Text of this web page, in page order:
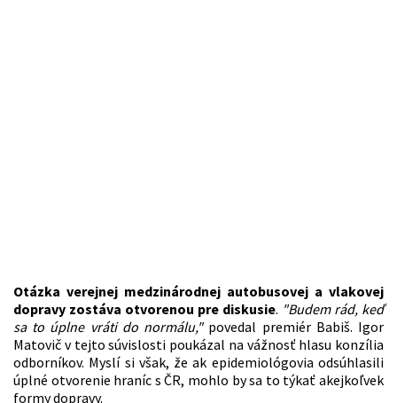
Otázka verejnej medzinárodnej autobusovej a vlakovej
dopravy zostáva otvorenou pre diskusie. "Budem rád, keď
sa to úplne vráti do normálu,"povedal premiér Babiš. Igor
Matovič v tejto súvislosti poukázal na vážnosť hlasu konzília
odborníkov. Myslí si však, že ak epidemiológovia odsúhlasili
úplné otvorenie hraníc s ČR, mohlo by sa to týkať akejkoľvek
formy dopravy.